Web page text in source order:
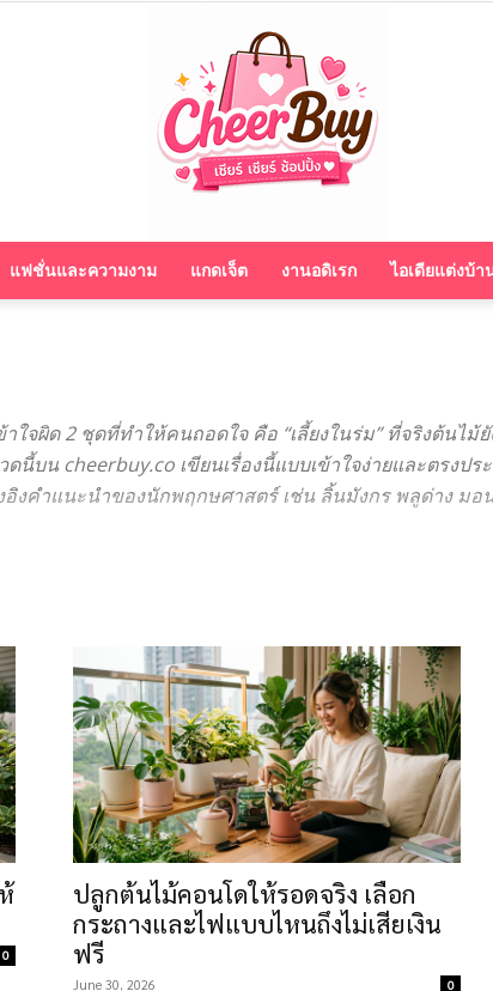
แฟชั่นและความงาม แกดเจ็ต งานอดิเรก ไอเดียแต่งบ้า
จผิด 2 ชุดที่ทำให้คนถอดใจ คือ “เลี้ยงในร่ม” ที่จริงต้นไม้
นี้บน cheerbuy.co เขียนเรื่องนี้แบบเข้าใจง่ายและตรงป
งคำแนะนำของนักพฤกษศาสตร์ เช่น ลิ้นมังกร พลูด่าง มอ
Society และข้อมูลพฤกษศาสตร์ที่ปรับให้เข้ากับสภาพ
หันทิศใต้และมีฤดูที่ชัดเจน เนื้อหาเลยพูดถึงเรื่องแสง น้ำ
ม่, การเช็กแสงในห้อง, การเปลี่ยนกระถางและดิน, การ
ป็น, การจัดสวนหย่อมเล็กในระเบียงคอนโด, การปลูกผักส
ตือนล่วงหน้า เช่น ต้นไม้กระแสที่ราคาขึ้นรวดเร็วแล้วร่วง
กส์ที่ขายเกินสรรพคุณ ก่อนที่คุณจะเสียเงินกับชุดเริ่มต้น
เลี้ยงแล้วตายซ้ำ ๆ เริ่มจากบทความในหมวดสวนและต้นไ
0
ปลูกต้นไม้คอนโดให้รอดจริง เลือก
กระถางและไฟแบบไหนถึงไม่เสียเงิน
ฟรี
June 30, 2026 0